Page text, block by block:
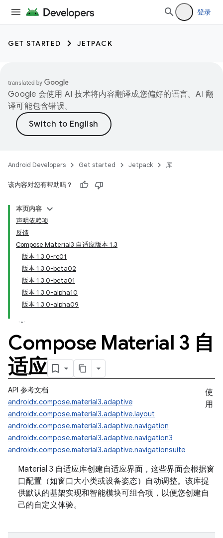
登录
GET STARTED JETPACK
Google 会使用 AI 技术将内容翻译成您偏好的语言。AI 翻
译可能包含错误。
Android Developers Get started Jetpack 库
该内容对您有帮助吗？
本页内容
声明依赖项
反馈
Compose Material3 自适应版本 1.3
版本 1.3.0-rc01
版本 1.3.0-beta02
版本 1.3.0-beta01
版本 1.3.0-alpha10
版本 1.3.0-alpha09
Compose Material 3 自
适应
API 参考文档
androidx.compose.material3.adaptive
androidx.compose.material3.adaptive.layout
androidx.compose.material3.adaptive.navigation
androidx.compose.material3.adaptive.navigation3
androidx.compose.material3.adaptive.navigationsuite
使
用
Material 3 自适应库创建自适应界面，这些界面会根据窗
口配置（如窗口大小类或设备姿态）自动调整。该库提
供默认的基架实现和智能模块可组合项，以便您创建自
己的自定义体验。